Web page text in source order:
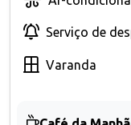
Serviço de
Varanda